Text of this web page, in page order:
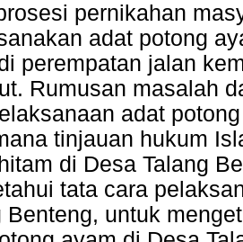
pernikahan
adat potong
perempatan jalan
Rumusan masalah
adat
tinjauan hukum
di Desa Talang
tata cara
Benteng, untuk